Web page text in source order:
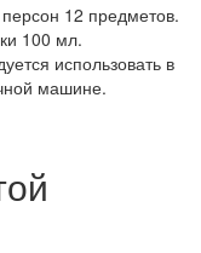
12 предметов.
100 мл.
использовать в
машине.